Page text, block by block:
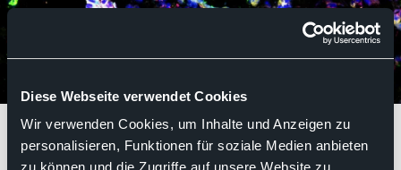
Diese Webseite verwendet Cookies
Wir verwenden Cookies, um Inhalte und Anzeigen zu
personalisieren, Funktionen für soziale Medien anbieten
zu können und die Zugriffe auf unsere Website zu
QM-Handbuch